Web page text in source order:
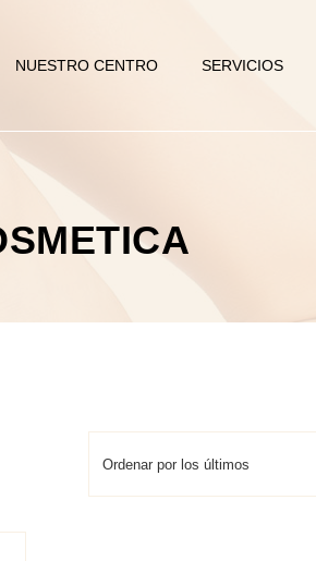
NUESTRO CENTRO SERVICIOS